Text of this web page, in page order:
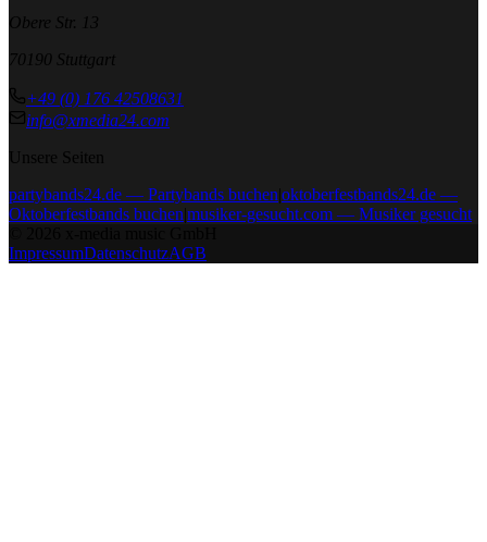
Obere Str. 13
70190 Stuttgart
+49 (0) 176 42508631
info@xmedia24.com
Unsere Seiten
partybands24.de — Partybands buchen oktoberfestbands24.de —
Oktoberfestbands buchen musiker-gesucht.com — Musiker gesucht
ImpressumDatenschutzAGB